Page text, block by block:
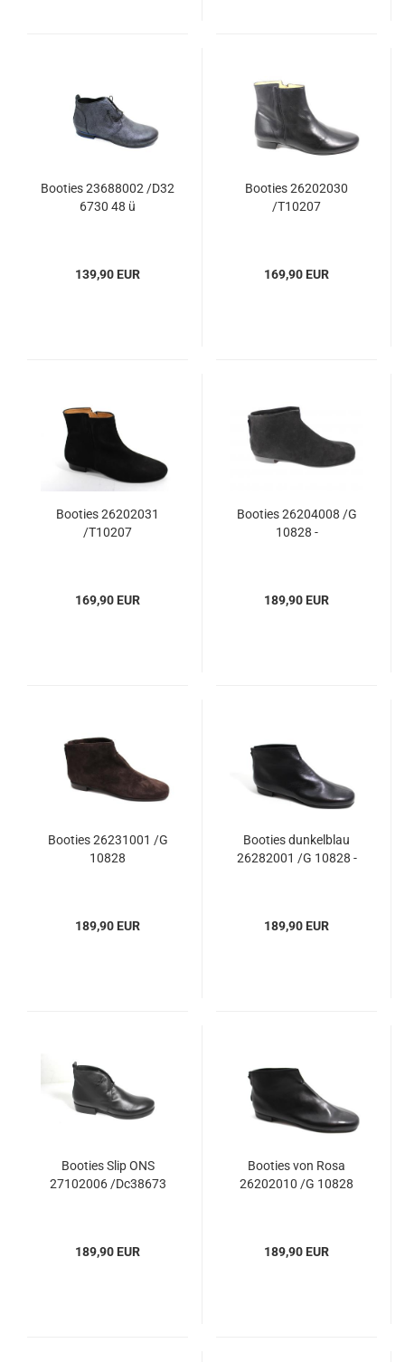
Booties 23688002 /D32
6730 48 ü
139,90 EUR
Booties 26202030
/T10207
169,90 EUR
Booties 26202031
/T10207
169,90 EUR
Booties 26204008 /G
10828 -
189,90 EUR
Booties 26231001 /G
10828
189,90 EUR
Booties dunkelblau
26282001 /G 10828 -
189,90 EUR
Booties Slip ONS
27102006 /Dc38673
189,90 EUR
Booties von Rosa
26202010 /G 10828
189,90 EUR